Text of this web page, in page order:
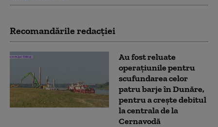
Recomandările redacţiei
Au fost reluate
operațiunile pentru
scufundarea celor
patru barje în Dunăre,
pentru a crește debitul
la centrala de la
Cernavodă